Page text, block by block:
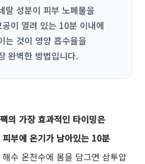
랄 성분이 피부 노폐물을
이 열려 있는 10분 이내에
는 것이 영양 흡수율을
완벽한 방법입니다.
의 가장 효과적인 타이밍은
부에 온기가 남아있는 10분
해수 온천수에 몸을 담그면 삼투압